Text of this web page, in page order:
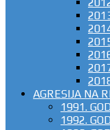
AGRESIJA NA
1991.
1992.